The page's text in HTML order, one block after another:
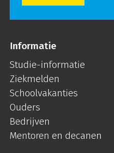
Informatie
Studie-informatie
Ziekmelden
Schoolvakanties
Ouders
Bedrijven
Mentoren en decanen